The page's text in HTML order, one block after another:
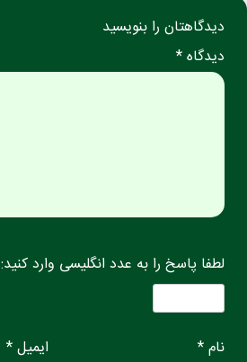
دیدگاهتان را بنویسید
دیدگاه *
لطفا پاسخ را به عدد انگلیسی وارد کنید:
نام * ایمیل *